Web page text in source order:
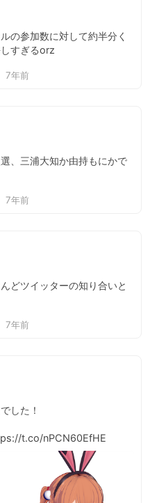
の参加数に対して約半分く
すぎるorz
7年前
、三浦大知か由持もにかで
7年前
どツイッターの知り合いと
7年前
した！
t.co/nPCN60EfHE